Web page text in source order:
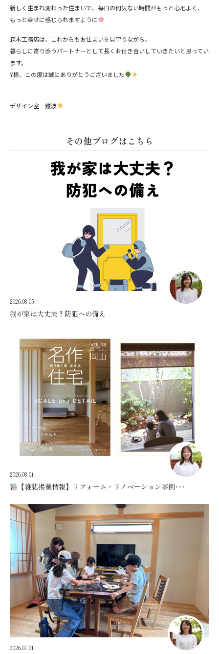
新しく生まれ変わった住まいで、毎日の何気ない時間がもっと心地よく、
もっと幸せに感じられますように
森本工務店は、これからもお住まいを見守りながら、
暮らしに寄り添うパートナーとして長くお付き合いしていきたいと思ってい
ます。
Y様、この度は誠にありがとうございました
デザイン室 難波
その他ブログはこちら
2026.08.05
我が家は大丈夫？防犯への備え
2026.08.01
【雑誌掲載情報】リフォーム・リノベーション事例･･･
2026.07.31